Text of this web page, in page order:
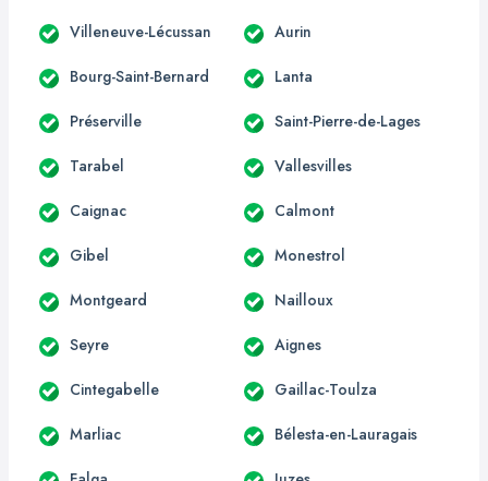
Villeneuve-Lécussan Aurin
Bourg-Saint-Bernard Lanta
Préserville Saint-Pierre-de-Lages
Tarabel Vallesvilles
Caignac Calmont
Gibel Monestrol
Montgeard Nailloux
Seyre Aignes
Cintegabelle Gaillac-Toulza
Marliac Bélesta-en-Lauragais